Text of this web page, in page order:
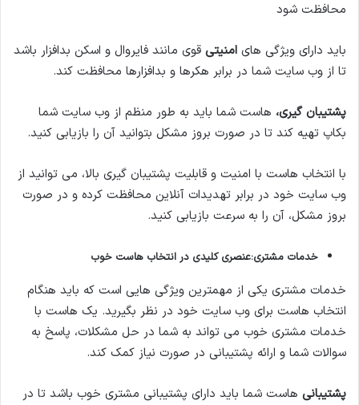
محافظت شود
باید دارای ویژگی های امنیتی قوی مانند فایروال و اسکن بدافزار باشد
تا از وب سایت شما در برابر هکرها و بدافزارها محافظت کند.
پشتیبان گیری، هاست شما باید به طور منظم از وب سایت شما
بکاپ تهیه کند تا در صورت بروز مشکل بتوانید آن را بازیابی کنید.
با انتخاب هاست با امنیت و قابلیت پشتیبان گیری بالا، می توانید از
وب سایت خود در برابر تهدیدات آنلاین محافظت کرده و در صورت
بروز مشکل، آن را به سرعت بازیابی کنید.
خدمات مشتری:عنصری کلیدی در انتخاب هاست خوب
خدمات مشتری یکی از مهمترین ویژگی هایی است که باید هنگام
انتخاب هاست برای وب سایت خود در نظر بگیرید. یک هاست با
خدمات مشتری خوب می تواند به شما در حل مشکلات، پاسخ به
سوالات شما و ارائه پشتیبانی در صورت نیاز کمک کند.
پشتیبانی هاست شما باید دارای پشتیبانی مشتری خوب باشد تا در